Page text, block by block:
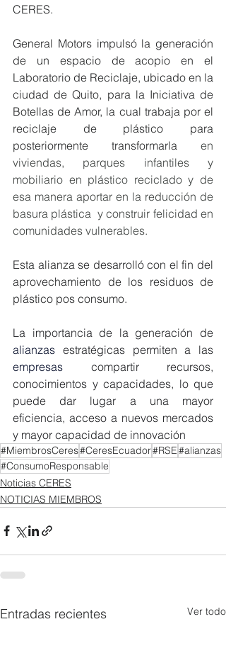
CERES.
General Motors impulsó la generación
de un espacio de acopio en el
Laboratorio de Reciclaje, ubicado en la
ciudad de Quito, para la Iniciativa de
Botellas de Amor, la cual trabaja por el
reciclaje de plástico para
posteriormente transformarla en
viviendas, parques infantiles y
mobiliario en plástico reciclado y de
esa manera aportar en la reducción de
basura plástica  y construir felicidad en
comunidades vulnerables.
Esta alianza se desarrolló con el fin del
aprovechamiento de los residuos de
plástico pos consumo.
alianzas
empresas compartir recursos,
conocimientos y capacidades, lo que
puede dar lugar a una mayor
eficiencia, acceso a nuevos mercados
y mayor capacidad de innovación
#MiembrosCeres#CeresEcuador#RSE#alianzas
#ConsumoResponsable
Noticias CERES
NOTICIAS MIEMBROS
Entradas recientes Ver todo